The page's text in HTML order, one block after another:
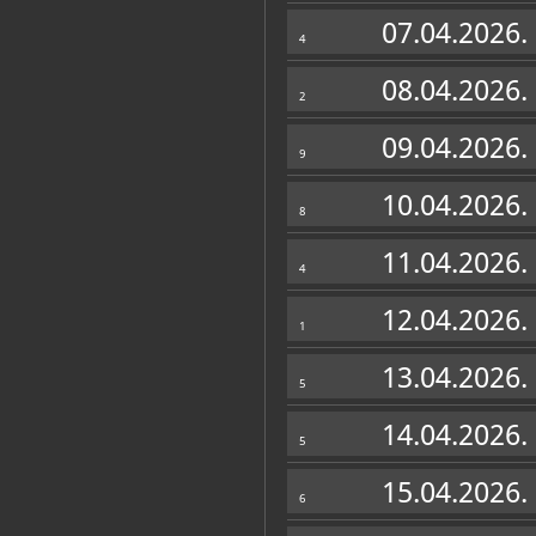
4 07.04.2026.
2 08.04.2026.
9 09.04.2026.
8 10.04.2026.
4 11.04.2026.
1 12.04.2026.
5 13.04.2026.
5 14.04.2026.
6 15.04.2026.